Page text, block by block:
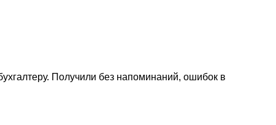
Получили без напоминаний, ошибок в